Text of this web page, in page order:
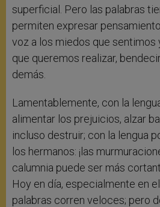
superficial. Pero las palabras
permiten expresar
voz a los miedos que sentimos
que queremos realizar,
demás.
Lamentablemente, con la
alimentar los prejuicios, alzar
incluso destruir; con la lengua
los hermanos: ¡las
calumnia puede ser más
Hoy en día, especialmente en
palabras corren veloces; pero